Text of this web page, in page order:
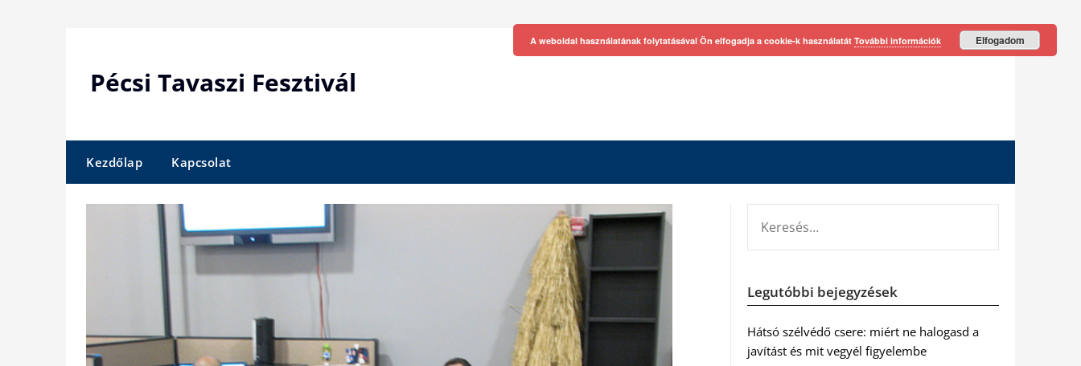
Pécsi Tavaszi Fesztivál
Kezdőlap Kapcsolat
Legutóbbi bejegyzések
Hátsó szélvédő csere: miért ne halogasd a
javítást és mit vegyél figyelembe
A weboldal használatának folytatásával Ön elfogadja a cookie-k használatát További információk Elfogadom